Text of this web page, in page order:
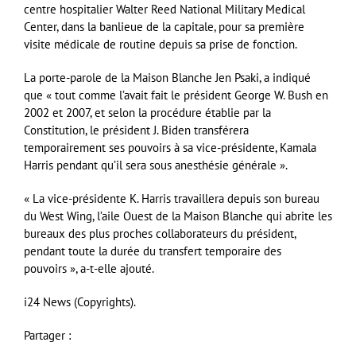
centre hospitalier Walter Reed National Military Medical
Center, dans la banlieue de la capitale, pour sa première
visite médicale de routine depuis sa prise de fonction.
La porte-parole de la Maison Blanche Jen Psaki, a indiqué
que « tout comme l’avait fait le président George W. Bush en
2002 et 2007, et selon la procédure établie par la
Constitution, le président J. Biden transférera
temporairement ses pouvoirs à sa vice-présidente, Kamala
Harris pendant qu’il sera sous anesthésie générale ».
« La vice-présidente K. Harris travaillera depuis son bureau
du West Wing, l’aile Ouest de la Maison Blanche qui abrite les
bureaux des plus proches collaborateurs du président,
pendant toute la durée du transfert temporaire des
pouvoirs », a-t-elle ajouté.
i24 News (Copyrights).
Partager :